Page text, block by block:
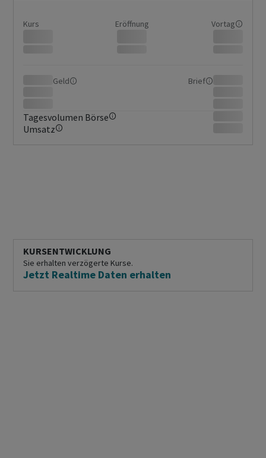
Kurs Eröffnung Vortag
Geld Brief
Tagesvolumen Börse
Umsatz
KURSENTWICKLUNG
Sie erhalten verzögerte Kurse.
Jetzt Realtime Daten erhalten